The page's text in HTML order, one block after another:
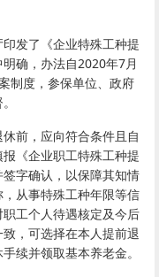
发了《企业特殊工种提
确，办法自2020年7月
制度，参保单位、政府
前，应向符合条件且自
《企业职工特殊工种提
字确认，以保障其知情
从事特殊工种年限等信
工个人待遇核定及今后
，可选择在本人提前退
续并领取基本养老金。